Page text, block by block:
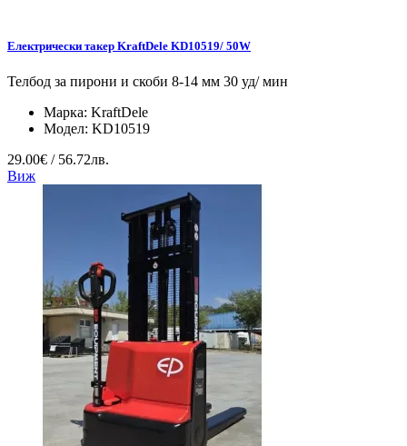
Електрически такер KraftDele KD10519/ 50W
Телбод за пирони и скоби 8-14 мм 30 уд/ мин
Марка: KraftDele
Модел: KD10519
29.00€ / 56.72лв.
Виж